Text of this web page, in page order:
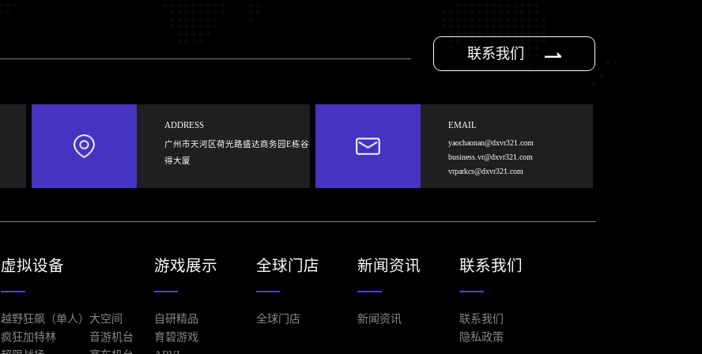
联系我们
ADDRESS
广州市天河区荷光路盛达商务园E栋谷
得大厦
EMAIL
yaochaonan@dxvr321.com
business.vr@dxvr321.com
vrparkcs@dxvr321.com
虚拟设备
越野狂飙（单人）
疯狂加特林
大空间
音游机台
游戏展示
自研精品
育碧游戏
全球门店
全球门店
新闻资讯
新闻资讯
联系我们
联系我们
隐私政策